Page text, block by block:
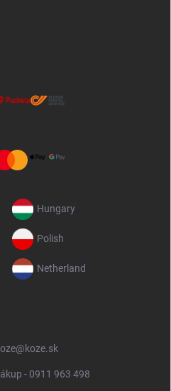
Hungary
Polish
Netherland
@koze.sk
- 0911 963 498